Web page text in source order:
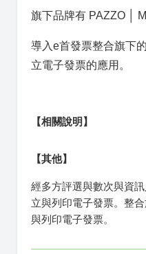
旗下品牌有 PAZZO │
導入e首發票整合旗下
立電子發票的應用。
【相關說明】
【其他】
經多方評選與數次與資
立與列印電子發票。整
與列印電子發票。